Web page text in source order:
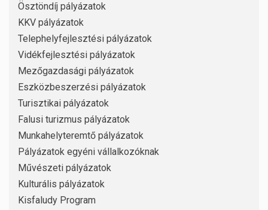
Ösztöndíj pályázatok
KKV pályázatok
Telephelyfejlesztési pályázatok
Vidékfejlesztési pályázatok
Mezőgazdasági pályázatok
Eszközbeszerzési pályázatok
Turisztikai pályázatok
Falusi turizmus pályázatok
Munkahelyteremtő pályázatok
Pályázatok egyéni vállalkozóknak
Művészeti pályázatok
Kulturális pályázatok
Kisfaludy Program